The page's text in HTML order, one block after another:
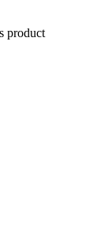
product